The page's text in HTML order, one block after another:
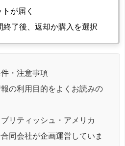
が届く
了後、返却か購入を選択
・注意事項
の利用目的をよくお読みの
リティッシュ・アメリカ
同会社が企画運営していま